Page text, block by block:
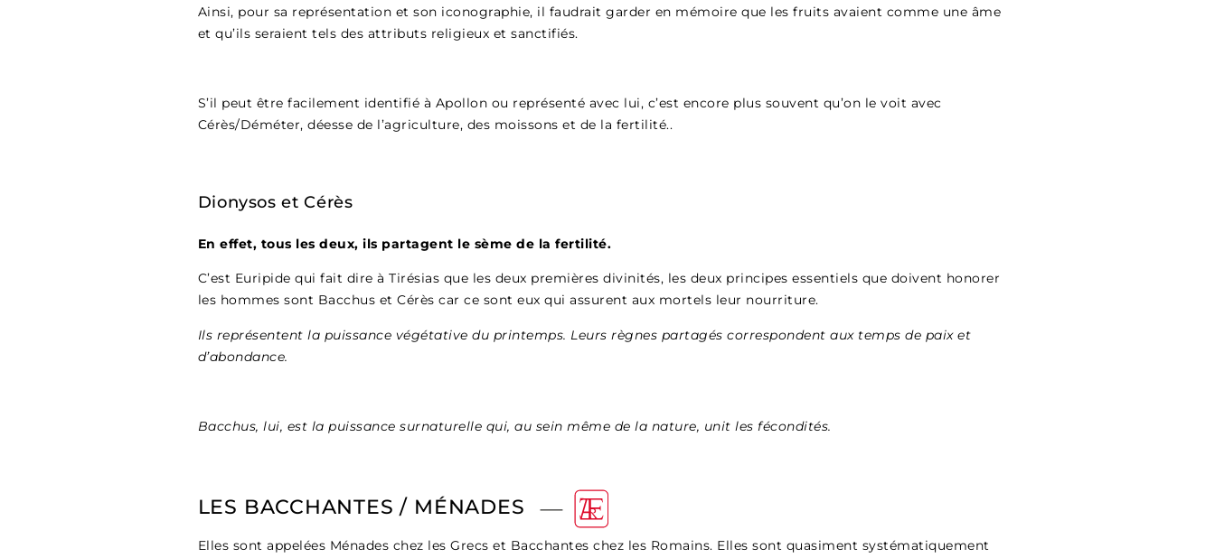
Ainsi, pour sa représentation et son iconographie, il faudrait garder en mémoire que les fruits avaient comme une âme
et qu’ils seraient tels des attributs religieux et sanctifiés.
S’il peut être facilement identifié à Apollon ou représenté avec lui, c’est encore plus souvent qu’on le voit avec
Cérès/Déméter, déesse de l’agriculture, des moissons et de la fertilité..
Dionysos et Cérès
En effet, tous les deux, ils partagent le sème de la fertilité.
C’est Euripide qui fait dire à Tirésias que les deux premières divinités, les deux principes essentiels que doivent honorer
les hommes sont Bacchus et Cérès car ce sont eux qui assurent aux mortels leur nourriture.
Ils représentent la puissance végétative du printemps. Leurs règnes partagés correspondent aux temps de paix et
d’abondance.
Bacchus, lui, est la puissance surnaturelle qui, au sein même de la nature, unit les fécondités.
LES BACCHANTES / MÉNADES
Elles sont appelées Ménades chez les Grecs et Bacchantes chez les Romains. Elles sont quasiment systématiquement